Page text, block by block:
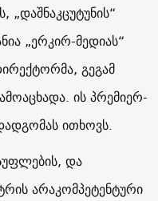
„დაშნაკცუტუნის“
„ერკირ-მედიას“
გეგამ
ის პრემიერ-
ითხოვს.
და
არაკომპეტენტური